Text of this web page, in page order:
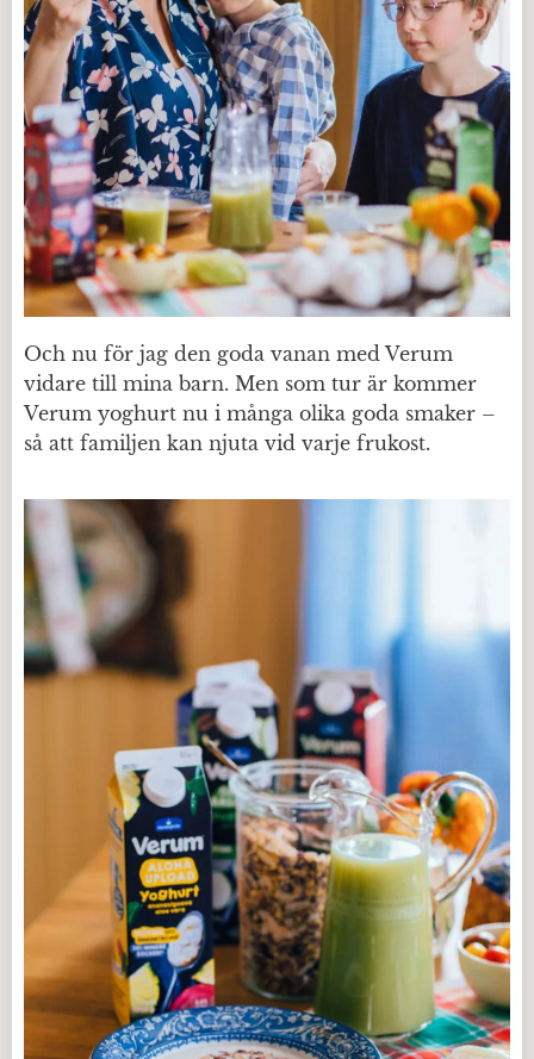
Och nu för jag den goda vanan med Verum
vidare till mina barn. Men som tur är kommer
Verum yoghurt nu i många olika goda smaker –
så att familjen kan njuta vid varje frukost.